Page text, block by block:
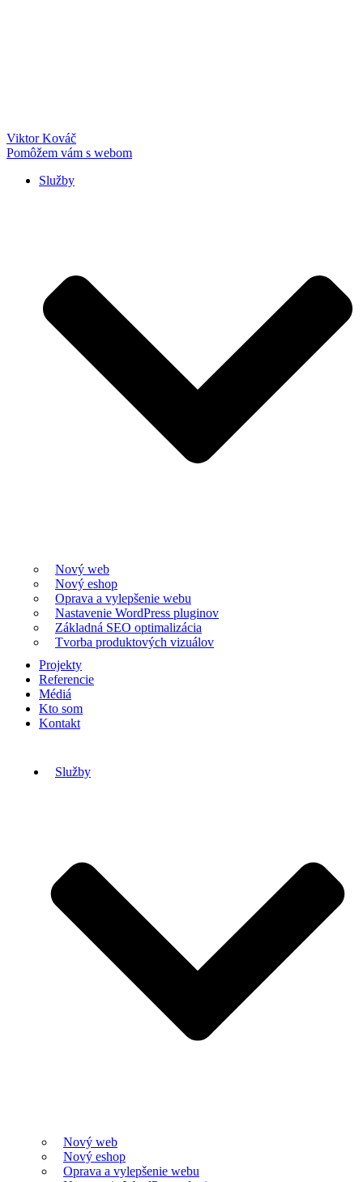
Viktor Kováč
Pomôžem vám s webom
Služby
Nový web
Nový eshop
Oprava a vylepšenie webu
Nastavenie WordPress pluginov
Základná SEO optimalizácia
Tvorba produktových vizuálov
Projekty
Referencie
Médiá
Kto som
Kontakt
Služby
Nový web
Nový eshop
Oprava a vylepšenie webu